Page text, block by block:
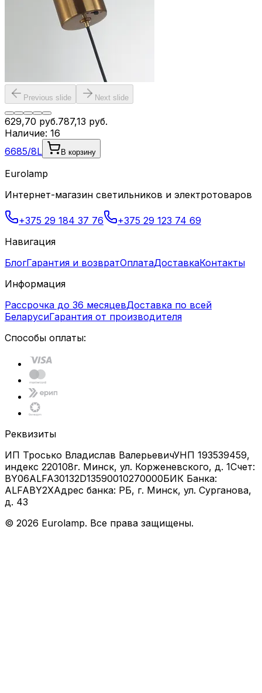
Previous slide Next slide
629,70 руб.787,13 руб.
Наличие: 16
6685/8L
В корзину
Eurolamp
Интернет-магазин светильников и электротоваров
+375 29 184 37 76
+375 29 123 74 69
Навигация
БлогГарантия и возвратОплатаДоставкаКонтакты
Информация
Рассрочка до 36 месяцевДоставка по всей
БеларусиГарантия от производителя
Способы оплаты:
Реквизиты
ИП Тросько Владислав ВалерьевичУНП 193539459,
индекс 220108г. Минск, ул. Корженевского, д. 1Счет:
BY06ALFA30132D13590010270000БИК Банка:
ALFABY2XАдрес банка: РБ, г. Минск, ул. Сурганова,
д. 43
© 2026 Eurolamp. Все права защищены.